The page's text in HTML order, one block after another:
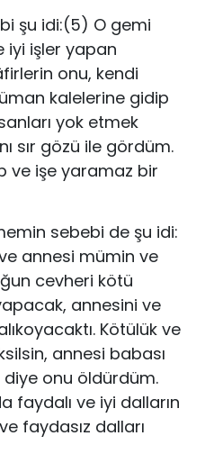
şu idi:(5) O gemi
iyi işler yapan
onu, kendi
kalelerine gidip
yok etmek
sır gözü ile gördüm.
ve işe yaramaz bir
sebebi de şu idi:
annesi mümin ve
cevheri kötü
annesini ve
Kötülük ve
annesi babası
onu öldürdüm.
faydalı ve iyi dalların
faydasız dalları